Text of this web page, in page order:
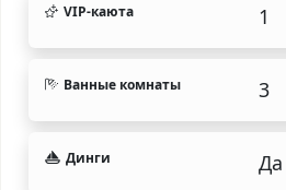
VIP-каюта 1
Ванные комнаты 3
Динги Да